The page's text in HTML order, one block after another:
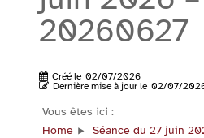
20260627
Créé le 02/07/2026
Dernière mise à jour le 02/07/
Vous êtes ici :
Home
Séance du 27 juin